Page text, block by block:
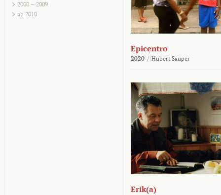
2000 – 2009
ab 2010
Epicentro
2020 / Hubert Sauper
Erik(a)